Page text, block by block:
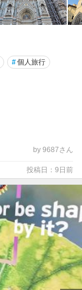
#個人旅行
by 9687さん
投稿日：9日前